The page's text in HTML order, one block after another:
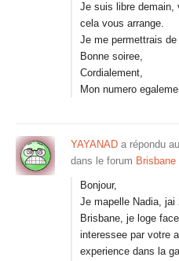
Je suis libre demain,
cela vous arrange.
Je me permettrais
Bonne soiree,
Cordialement,
Mon numero
YAYANAD a répondu
dans le forum
Bonjour,
Je mapelle Nadia,
Brisbane, je loge
interessee par votre
experience dans la